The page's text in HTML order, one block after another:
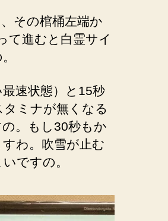
その棺桶左端か
て進むと白霊サイ
速状態）と15秒
ミナが無くなる
。もし30秒もか
わ。吹雪が止む
ですの。